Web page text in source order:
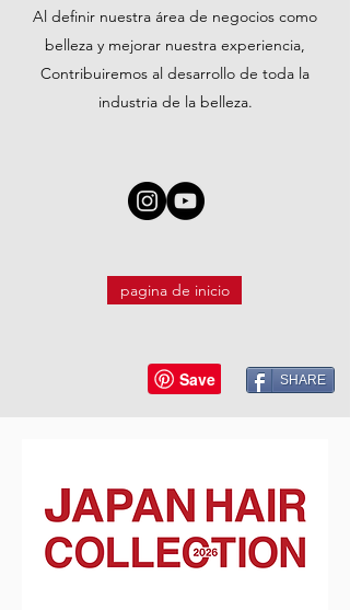
Al definir nuestra área de negocios como
belleza y mejorar nuestra experiencia,
Contribuiremos al desarrollo de toda la
industria de la belleza.
pagina de inicio
SHARE